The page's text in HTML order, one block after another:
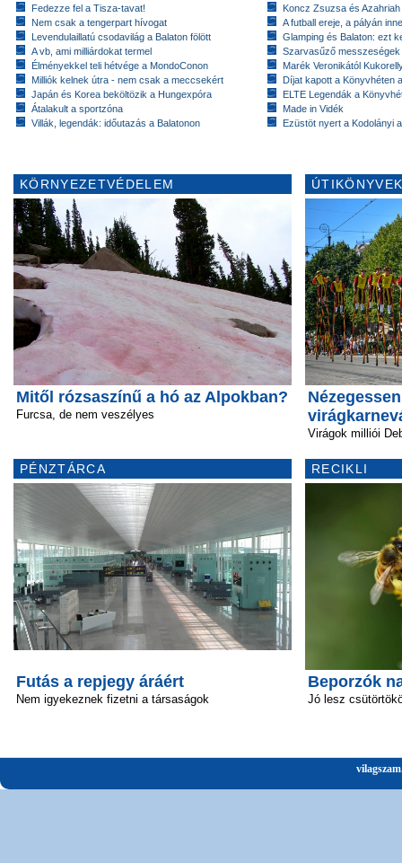
Fedezze fel a Tisza-tavat!
Nem csak a tengerpart hívogat
Levendulaillatú csodavilág a Balaton fölött
A vb, ami milliárdokat termel
Élményekkel teli hétvége a MondoConon
Milliók kelnek útra - nem csak a meccsekért
Japán és Korea beköltözik a Hungexpóra
Átalakult a sportzóna
Villák, legendák: időutazás a Balatonon
Koncz Zsuzsa és
A futball ereje, a pályán
Glamping és Balaton: ezt
Szarvasűző messzeségek
Marék Veronikától
Díjat kapott a Könyvhéten
ELTE Legendák a
Made in Vidék
Ezüstöt nyert a Kodolányi
KÖRNYEZETVÉDELEM
Mitől rózsaszínű a hó az Alpokban?
Furcsa, de nem veszélyes
PÉNZTÁRCA
Futás a repjegy áráért
Nem igyekeznek fizetni a társaságok
Virágok milliói
RECIKLI
Beporzók
Jó lesz